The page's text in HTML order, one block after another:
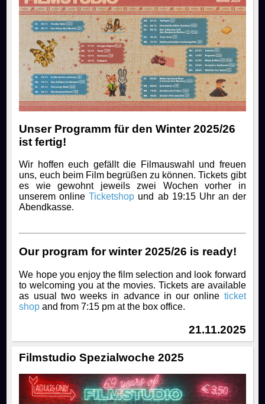
Unser Programm für den Winter 2025/26
ist fertig!
Wir hoffen euch gefällt die Filmauswahl und freuen
uns, euch beim Film begrüßen zu können. Tickets gibt
es wie gewohnt jeweils zwei Wochen vorher in
unserem onlineTicketshop und ab 19:15 Uhr an der
Abendkasse.
Our program for winter 2025/26 is ready!
We hope you enjoy the film selection and look forward
to welcoming you at the movies. Tickets are available
as usual two weeks in advance in our online ticket
shop and from 7:15 pm at the box office.
21.11.2025
Filmstudio Spezialwoche 2025